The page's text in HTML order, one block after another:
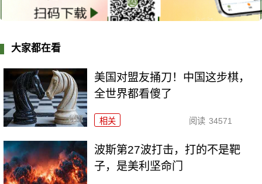
大家都在看
美国对盟友捅刀！中国这步棋，
全世界都看傻了
相关 阅读 34571
波斯第27波打击，打的不是靶
子，是美利坚命门